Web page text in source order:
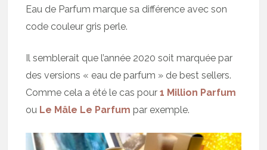
Eau de Parfum marque sa différence avec son
code couleur gris perle.
Il semblerait que l’année 2020 soit marquée par
des versions « eau de parfum » de best sellers.
Comme cela a été le cas pour1 Million Parfum
ou Le Mâle Le Parfum par exemple.